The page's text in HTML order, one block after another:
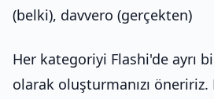
(belki), davvero (gerçekten)
Her kategoriyi Flashi'de ayrı
olarak oluşturmanızı öneririz.